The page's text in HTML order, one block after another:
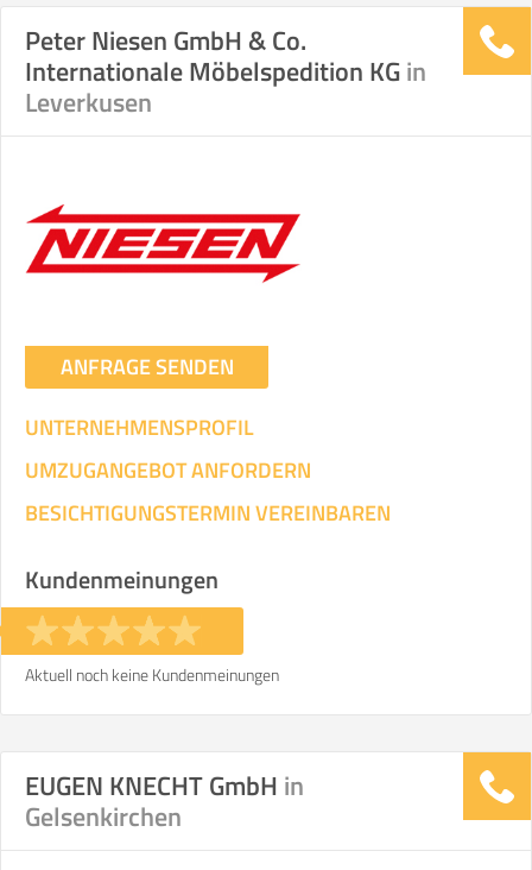
Peter Niesen GmbH & Co.
Internationale Möbelspedition KGin
Leverkusen
ANFRAGE SENDEN
UNTERNEHMENSPROFIL
UMZUGANGEBOT ANFORDERN
BESICHTIGUNGSTERMIN VEREINBAREN
Kundenmeinungen
Aktuell noch keine Kundenmeinungen
EUGEN KNECHT GmbH in
Gelsenkirchen